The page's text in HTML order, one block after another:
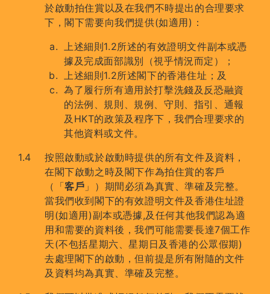
於啟動拍住賞以及在我們不時提出的合理要求
下，閣下需要向我們提供(如適用)：
上述細則1.2所述的有效證明文件副本或憑
據及完成面部識別（視乎情況而定）；
上述細則1.2所述閣下的香港住址；及
為了履行所有適用於打擊洗錢及反恐融資
的法例、規則、規例、守則、指引、通報
及HKT的政策及程序下，我們合理要求的
其他資料或文件。
按照啟動或於啟動時提供的所有文件及資料，
在閣下啟動之時及閣下作為拍住賞的客戶
（「客戶 」）期間必須為真實、準確及完整。
當我們收到閣下的有效證明文件及香港住址證
明(如適用)副本或憑據,及任何其他我們認為適
用和需要的資料後，我們可能需要長達7個工作
天(不包括星期六、星期日及香港的公眾假期)
去處理閣下的啟動，但前提是所有附隨的文件
及資料均為真實、準確及完整。